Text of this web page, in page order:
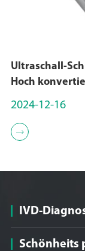
Ultraschall-
Hoch
2024-12-16

IVD-
Schönheits